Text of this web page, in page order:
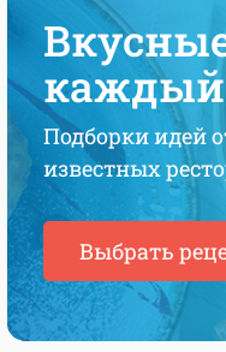
каждый
Подборки идей
известных
Выбрать